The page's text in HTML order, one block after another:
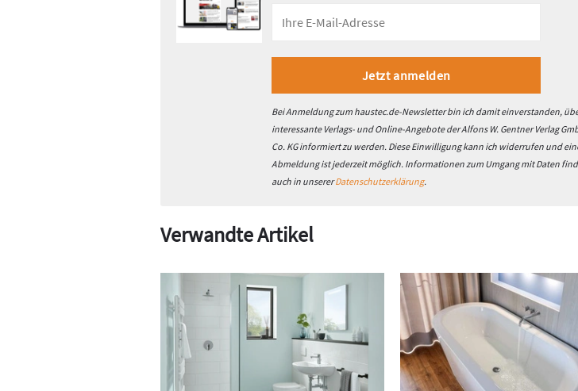
Bei Anmeldung zum haustec.de-Newsletter bin ich damit einverstanden,
interessante Verlags- und Online-Angebote der Alfons W. Gentner Verlag
Co. KG informiert zu werden. Diese Einwilligung kann ich widerrufen und
Abmeldung ist jederzeit möglich. Informationen zum Umgang mit Daten
auch in unsererDatenschutzerklärung.
Verwandte Artikel